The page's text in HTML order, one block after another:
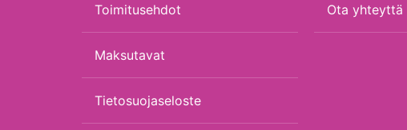
Toimitusehdot
Maksutavat
Tietosuojaseloste
Ota yhteyttä